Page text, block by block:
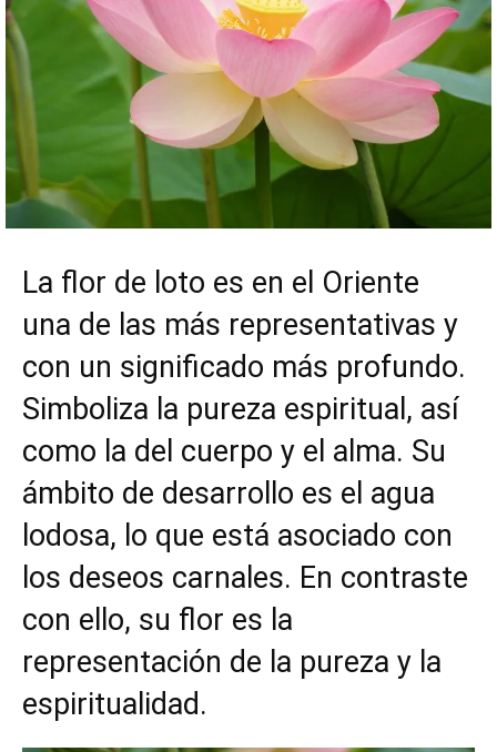
La flor de loto es en el Oriente
una de las más representativas y
con un significado más profundo.
Simboliza la pureza espiritual, así
como la del cuerpo y el alma. Su
ámbito de desarrollo es el agua
lodosa, lo que está asociado con
los deseos carnales. En contraste
con ello, su flor es la
representación de la pureza y la
espiritualidad.